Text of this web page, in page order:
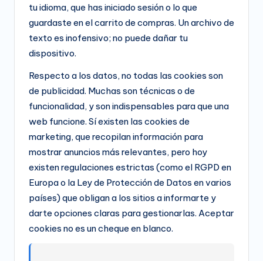
tu idioma, que has iniciado sesión o lo que
guardaste en el carrito de compras. Un archivo de
texto es inofensivo; no puede dañar tu
dispositivo.
Respecto a los datos, no todas las cookies son
de publicidad. Muchas son técnicas o de
funcionalidad, y son indispensables para que una
web funcione. Sí existen las cookies de
marketing, que recopilan información para
mostrar anuncios más relevantes, pero hoy
existen regulaciones estrictas (como el RGPD en
Europa o la Ley de Protección de Datos en varios
países) que obligan a los sitios a informarte y
darte opciones claras para gestionarlas. Aceptar
cookies no es un cheque en blanco.